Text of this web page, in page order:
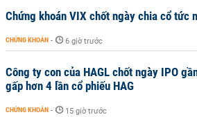
Chứng khoán VIX chốt ngày chia cổ tức
CHỨNG KHOÁN - 6 giờ trước
Công ty con của HAGL chốt ngày IPO
gấp hơn 4 lần cổ phiếu HAG
CHỨNG KHOÁN - 15 giờ trước